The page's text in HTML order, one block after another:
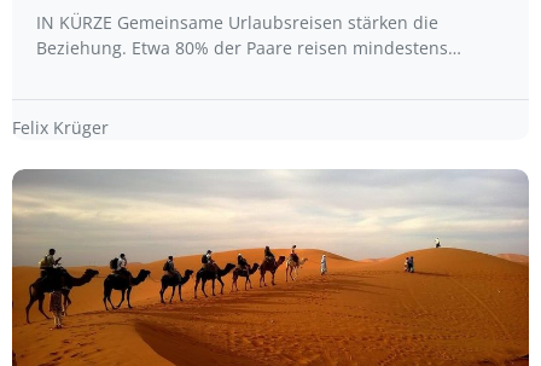
IN KÜRZE Gemeinsame Urlaubsreisen stärken die
Beziehung. Etwa 80% der Paare reisen mindestens…
Felix Krüger